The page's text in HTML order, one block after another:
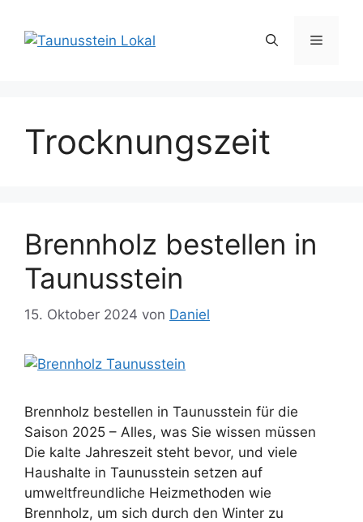
Inhalt
springen
Menü
Trocknungszeit
Brennholz bestellen in
Taunusstein
15. Oktober 2024 von Daniel
Brennholz bestellen in Taunusstein für die
Saison 2025 – Alles, was Sie wissen müssen
Die kalte Jahreszeit steht bevor, und viele
Haushalte in Taunusstein setzen auf
umweltfreundliche Heizmethoden wie
Brennholz, um sich durch den Winter zu